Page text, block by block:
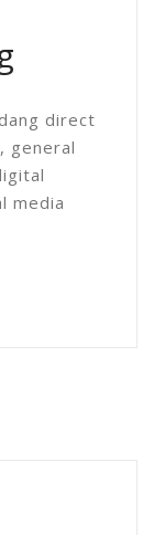
direct
general
media